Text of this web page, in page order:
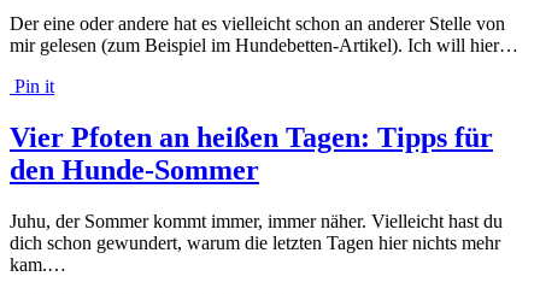
Der eine oder andere hat es vielleicht schon an anderer Stelle von
mir gelesen (zum Beispiel im Hundebetten-Artikel). Ich will hier…
Pin it
Vier Pfoten an heißen Tagen: Tipps für
den Hunde-Sommer
Juhu, der Sommer kommt immer, immer näher. Vielleicht hast du
dich schon gewundert, warum die letzten Tagen hier nichts mehr
kam.…